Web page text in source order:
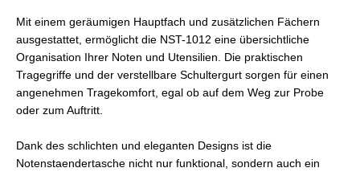
Mit einem geräumigen Hauptfach und zusätzlichen Fächern
ausgestattet, ermöglicht die NST-1012 eine übersichtliche
Organisation Ihrer Noten und Utensilien. Die praktischen
Tragegriffe und der verstellbare Schultergurt sorgen für einen
angenehmen Tragekomfort, egal ob auf dem Weg zur Probe
oder zum Auftritt.
Dank des schlichten und eleganten Designs ist die
Notenstaendertasche nicht nur funktional, sondern auch ein